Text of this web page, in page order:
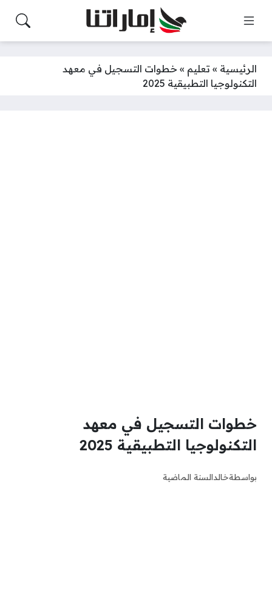
الرئيسية » تعليم » خطوات التسجيل في معهد
التكنولوجيا التطبيقية 2025
خطوات التسجيل في معهد
التكنولوجيا التطبيقية 2025
بواسطةخالدالسنة الماضية